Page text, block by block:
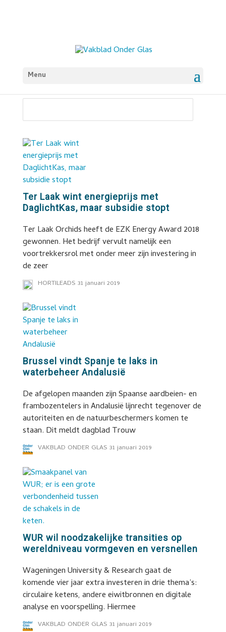
Menu
Ter Laak wint energieprijs met
DaglichtKas, maar subsidie stopt
Ter Laak Orchids heeft de EZK Energy Award 2018
gewonnen. Het bedrijf vervult namelijk een
voortrekkersrol met onder meer zijn investering in
de zeer
HORTILEADS 31 januari 2019
Brussel vindt Spanje te laks in
waterbeheer Andalusië
De afgelopen maanden zijn Spaanse aardbeien- en
frambozentelers in Andalusië lijnrecht tegenover de
autoriteiten en de natuurbeschermers komen te
staan. Dit meldt dagblad Trouw
VAKBLAD ONDER GLAS 31 januari 2019
WUR wil noodzakelijke transities op
wereldniveau vormgeven en versnellen
Wageningen University & Research gaat de
komende vier jaar extra investeren in drie thema’s:
circulaire ketens, andere eiwitbronnen en digitale
analyse en voorspelling. Hiermee
VAKBLAD ONDER GLAS 31 januari 2019